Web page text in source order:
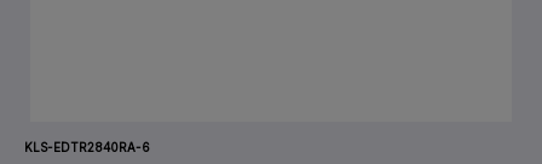
KLS-EDTR2840RA-6